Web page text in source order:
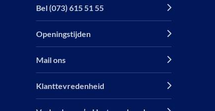
Bel (073) 615 51 55
Openingstijden
Mail ons
Klanttevredenheid